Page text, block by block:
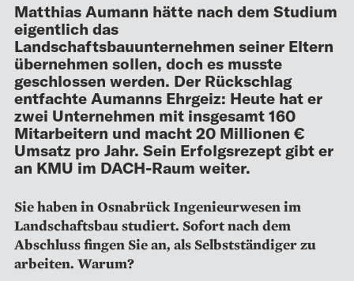
Matthias Aumann hätte nach dem Studium
eigentlich das
Landschaftsbauunternehmen seiner Eltern
über­­nehmen sollen, doch es musste
geschlossen werden. Der Rückschlag
entfachte Aumanns Ehrgeiz: Heute hat er
zwei Unternehmen mit insgesamt 160
Mitarbeitern und macht 20 Millionen €
Umsatz pro Jahr. Sein Erfolgsrezept gibt er
an KMU im DACH-Raum weiter.
Sie haben in Osnabrück Ingenieurwesen im
Landschaftsbau studiert. Sofort nach dem
Abschluss fingen Sie an, als Selbstständiger zu
arbeiten. Warum?